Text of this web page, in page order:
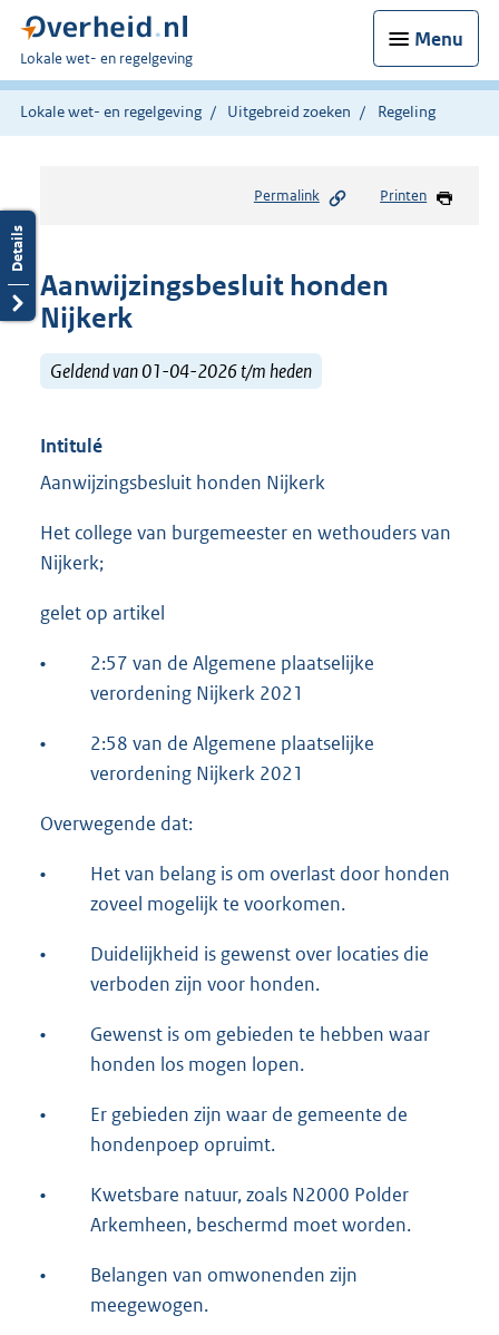
Menu
U
bent
hier:
Lokale wet- en regelgeving
Lokale wet- en regelgeving Uitgebreid zoeken Regeling
Permalink Printen
Aanwijzingsbesluit honden
Nijkerk
Geldend van 01-04-2026 t/m heden
Intitulé
Aanwijzingsbesluit honden Nijkerk
Het college van burgemeester en wethouders van
Nijkerk;
gelet op artikel
•
2:57 van de Algemene plaatselijke
verordening Nijkerk 2021
•
2:58 van de Algemene plaatselijke
verordening Nijkerk 2021
Overwegende dat:
•
Het van belang is om overlast door honden
zoveel mogelijk te voorkomen.
•
Duidelijkheid is gewenst over locaties die
verboden zijn voor honden.
•
Gewenst is om gebieden te hebben waar
honden los mogen lopen.
•
Er gebieden zijn waar de gemeente de
hondenpoep opruimt.
•
Kwetsbare natuur, zoals N2000 Polder
Arkemheen, beschermd moet worden.
•
Belangen van omwonenden zijn
meegewogen.